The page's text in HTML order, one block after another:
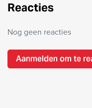
Reacties
Nog geen reacties
Aanmelden om te